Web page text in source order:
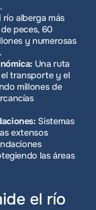
río alberga más
peces, 60
y numerosas
Una ruta
transporte y el
millones de
Sistemas
extensos
las áreas
el río